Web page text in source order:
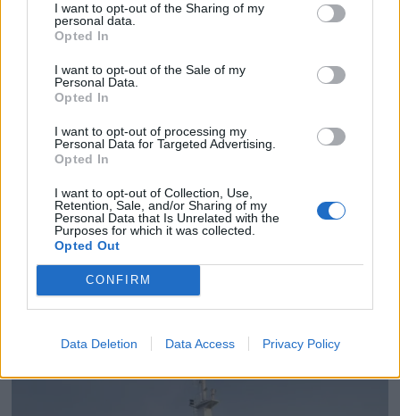
I want to opt-out of the Sharing of my
personal data.
Opted In
I want to opt-out of the Sale of my
Personal Data.
Opted In
I want to opt-out of processing my
Personal Data for Targeted Advertising.
Opted In
I want to opt-out of Collection, Use,
Retention, Sale, and/or Sharing of my
Personal Data that Is Unrelated with the
Purposes for which it was collected.
Opted Out
CONFIRM
Data Deletion Data Access Privacy Policy
PLUS
Satser på Sting, øker
salget